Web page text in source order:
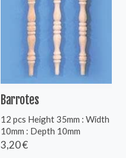
Barrotes
12 pcs Height 35mm : Width
10mm : Depth 10mm
3,20 €